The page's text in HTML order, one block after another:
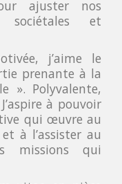
ajuster nos
sociétales et
j’aime le
prenante à la
». Polyvalente,
à pouvoir
qui œuvre au
à l’assister au
missions qui